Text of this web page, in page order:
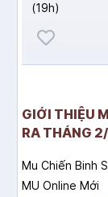
(19h)
GIỚI THIỆU
RA THÁNG
Mu Chiến Binh
MU Online Mới